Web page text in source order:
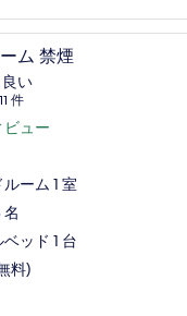
ク、遮光カーテン、アイロ
ダブ
ム 禁煙
い
件
ビュー
ーム 1 室
名
ッド 1 台
料)